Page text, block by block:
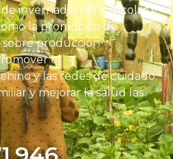
invernaderos hortícolas y
la promoción de
sobre producción
el
y las redes de cuidado;
y mejorar la salud las